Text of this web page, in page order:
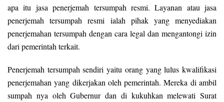
apa itu jasa penerjemah tersumpah resmi. Layanan atau jasa
penerjemah tersumpah resmi ialah pihak yang menyediakan
penerjemahan tersumpah dengan cara legal dan mengantongi izin
dari pemerintah terkait.
Penerjemah tersumpah sendiri yaitu orang yang lulus kwalifikasi
penerjemahan yang dikerjakan oleh pemerintah. Mereka di ambil
sumpah nya oleh Gubernur dan di kukuhkan melewati Surat